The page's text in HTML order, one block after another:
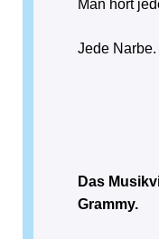
Man hört
Jede Narbe.
Das
Grammy.